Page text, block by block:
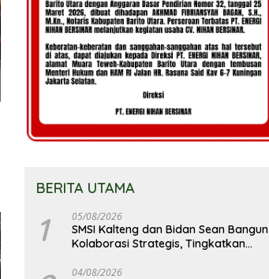
BERITA UTAMA
1 05/08/2026
SMSI Kalteng dan Bidan Sean Bangun
Kolaborasi Strategis, Tingkatkan
04/08/2026